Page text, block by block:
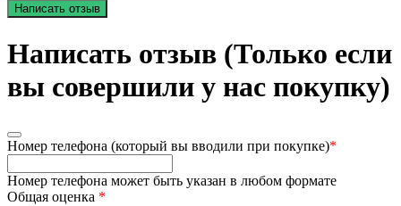
Написать отзыв
Написать отзыв (Только если
вы совершили у нас покупку)
Номер телефона (который вы вводили при покупке)*
Номер телефона может быть указан в любом формате
Общая оценка *